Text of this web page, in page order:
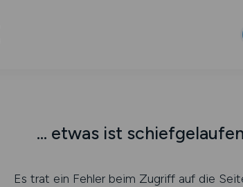
... etwas ist
Es trat ein Fehler beim Zugriff auf die